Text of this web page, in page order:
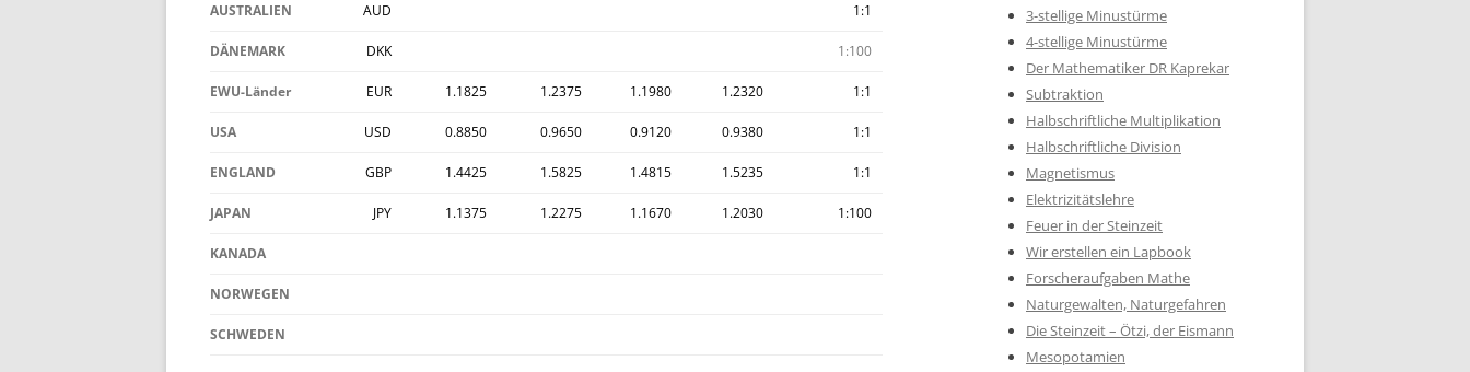
AUSTRALIEN AUD 1:1
DÄNEMARK DKK 1:100
EWU-Länder EUR 1.1825 1.2375 1.1980 1.2320 1:1
USA USD 0.8850 0.9650 0.9120 0.9380 1:1
ENGLAND GBP 1.4425 1.5825 1.4815 1.5235 1:1
JAPAN JPY 1.1375 1.2275 1.1670 1.2030 1:100
KANADA
NORWEGEN
SCHWEDEN
3-stellige Minustürme
4-stellige Minustürme
Der Mathematiker DR Kaprekar
Subtraktion
Halbschriftliche Multiplikation
Halbschriftliche Division
Magnetismus
Elektrizitätslehre
Feuer in der Steinzeit
Wir erstellen ein Lapbook
Forscheraufgaben Mathe
Naturgewalten, Naturgefahren
Die Steinzeit – Ötzi, der Eismann
Mesopotamien